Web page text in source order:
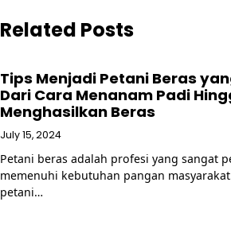
Related Posts
Tips Menjadi Petani Beras
Dari Cara Menanam Padi
Menghasilkan Beras
July 15, 2024
Petani beras adalah profesi yang sangat
memenuhi kebutuhan pangan
petani…